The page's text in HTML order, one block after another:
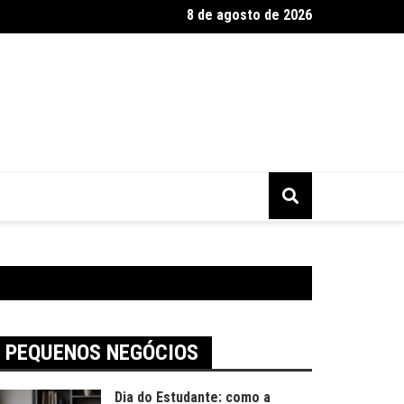
2025 tem alta busca por presentes artesanais
8 de agosto de 2026
PEQUENOS NEGÓCIOS
Dia do Estudante: como a